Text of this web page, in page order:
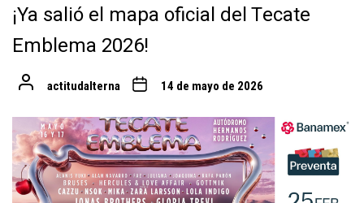
¡Ya salió el mapa oficial del Tecate
Emblema 2026!
actitudalterna 14 de mayo de 2026